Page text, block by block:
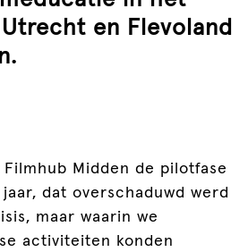
en Flevoland
Filmhub Midden de pilotfase
dat overschaduwd werd
maar waarin we
activiteiten konden